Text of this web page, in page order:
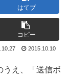
はてブ
コピー
2015.10.10
うえ、「送信ボ